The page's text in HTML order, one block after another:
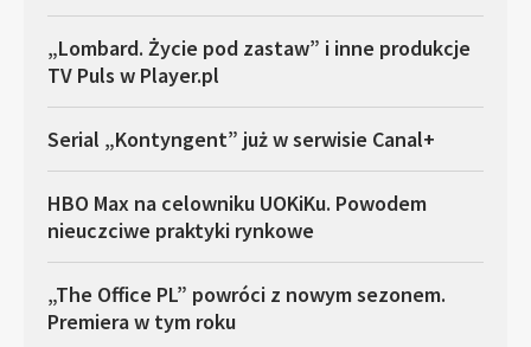
„Lombard. Życie pod zastaw” i inne produkcje
TV Puls w Player.pl
Serial „Kontyngent” już w serwisie Canal+
HBO Max na celowniku UOKiKu. Powodem
nieuczciwe praktyki rynkowe
„The Office PL” powróci z nowym sezonem.
Premiera w tym roku